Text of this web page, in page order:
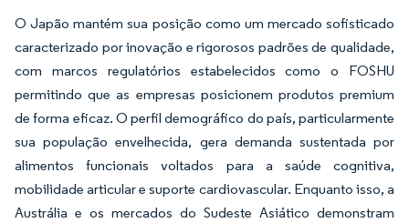
O Japão mantém sua posição como um mercado sofisticado
caracterizado por inovação e rigorosos padrões de qualidade,
com marcos regulatórios estabelecidos como o FOSHU
permitindo que as empresas posicionem produtos premium
de forma eficaz. O perfil demográfico do país, particularmente
sua população envelhecida, gera demanda sustentada por
alimentos funcionais voltados para a saúde cognitiva,
mobilidade articular e suporte cardiovascular. Enquanto isso, a
Austrália e os mercados do Sudeste Asiático demonstram